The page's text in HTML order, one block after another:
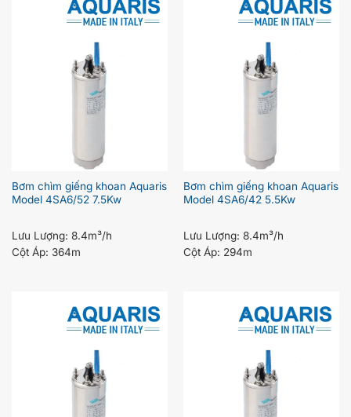
Bơm chìm giếng khoan Aquaris
Model 4SA6/52 7.5Kw
Lưu Lượng: 8.4m³/h
Cột Áp: 364m
Bơm chìm giếng khoan Aquaris
Model 4SA6/42 5.5Kw
Lưu Lượng: 8.4m³/h
Cột Áp: 294m